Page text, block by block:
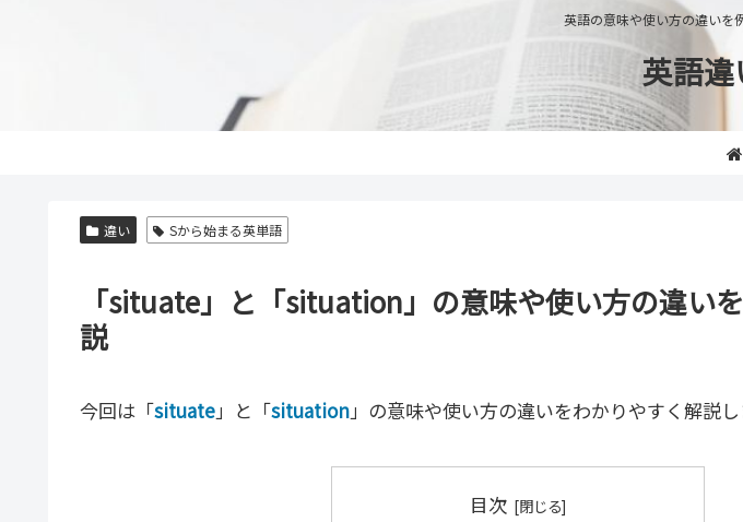
英語の意味や使い方の違いを
英語
違い Sから始まる英単語
「situate」と「situation」の意味や使い方の違い
説
今回は「situate」と「situation」の意味や使い方の違いをわかりやすく解説し
目次